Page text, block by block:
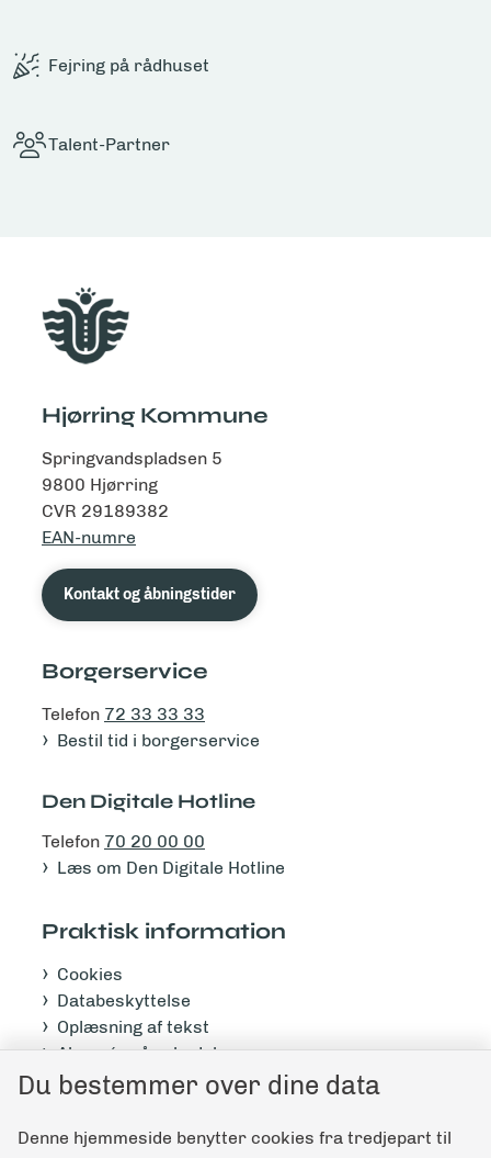
Fejring på rådhuset
Talent-Partner
Hjørring Kommune
Springvandspladsen 5
9800 Hjørring
CVR 29189382
EAN-numre
Kontakt og åbningstider
Borgerservice
Telefon 72 33 33 33
Bestil tid i borgerservice
Den Digitale Hotline
Telefon 70 20 00 00
Læs om Den Digitale Hotline
Praktisk information
Cookies
Databeskyttelse
Oplæsning af tekst
Abonnér på nyhedsbrev
Tilgængelighedserklæring
Giv feedback til denne side
Du bestemmer over dine data
Denne hjemmeside benytter cookies fra tredjepart til